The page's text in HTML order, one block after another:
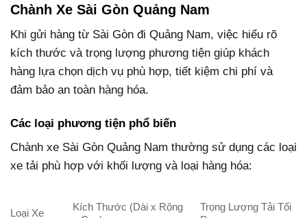
Chành Xe Sài Gòn Quảng Nam
Khi gửi hàng từ Sài Gòn đi Quảng Nam, việc hiểu rõ
kích thước và trọng lượng phương tiện giúp khách
hàng lựa chọn dịch vụ phù hợp, tiết kiệm chi phí và
đảm bảo an toàn hàng hóa.
Các loại phương tiện phổ biến
Chành xe Sài Gòn Quảng Nam thường sử dụng các loại
xe tải phù hợp với khối lượng và loại hàng hóa:
Loại Xe
Kích Thước (Dài x Rộng
Trọng Lượng Tải Tối